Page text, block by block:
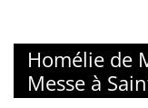
Homélie de
Messe à